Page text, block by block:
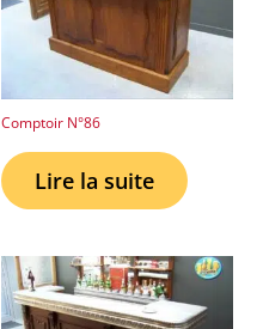
Comptoir N°86
Lire la suite